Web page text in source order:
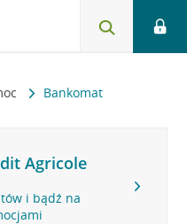
Bankomat
Agricole
i bądź na